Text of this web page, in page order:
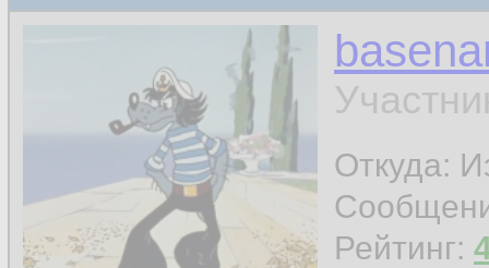
Откуда:
Рейтинг: